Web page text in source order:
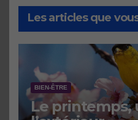
Les articles que
BIEN-ÊTRE
Le printemps,